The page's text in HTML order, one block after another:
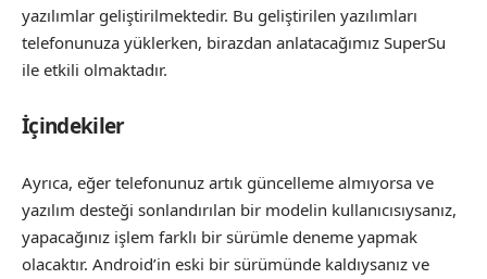
yazılımlar geliştirilmektedir. Bu geliştirilen yazılımları
telefonunuza yüklerken, birazdan anlatacağımız SuperSu
ile etkili olmaktadır.
İçindekiler
Ayrıca, eğer telefonunuz artık güncelleme almıyorsa ve
yazılım desteği sonlandırılan bir modelin kullanıcısıysanız,
yapacağınız işlem farklı bir sürümle deneme yapmak
olacaktır. Android’in eski bir sürümünde kaldıysanız ve